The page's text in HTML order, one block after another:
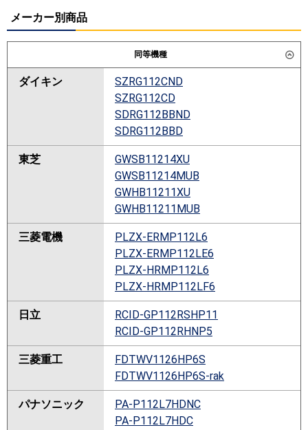
メーカー別商品
同等機種
ダイキン
SZRG112CND
SZRG112CD
SDRG112BBND
SDRG112BBD
東芝
GWSB11214XU
GWSB11214MUB
GWHB11211XU
GWHB11211MUB
三菱電機
PLZX-ERMP112L6
PLZX-ERMP112LE6
PLZX-HRMP112L6
PLZX-HRMP112LF6
日立
RCID-GP112RSHP11
RCID-GP112RHNP5
三菱重工
FDTWV1126HP6S
FDTWV1126HP6S-rak
パナソニック
PA-P112L7HDNC
PA-P112L7HDC